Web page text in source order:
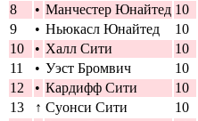
8
• Манчестер Юнайтед 10
9
• Ньюкасл Юнайтед 10
10
• Халл Сити 10
11
• Уэст Бромвич 10
12
• Кардифф Сити 10
13
↑ Суонси Сити 10